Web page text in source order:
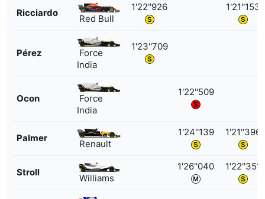
Ricciardo
Red Bull
1'22''926 1'21''153
Pérez
Force
India
1'23''709
Ocon
Force
India
1'22''509
Palmer
Renault
1'24''139 1'21''396
Stroll
Williams
1'26''040 1'22''351